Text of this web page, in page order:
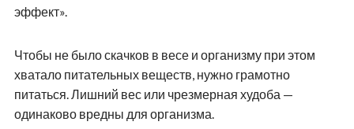
эффект».
Чтобы не было скачков в весе и организму при этом
хватало питательных веществ, нужно грамотно
питаться. Лишний вес или чрезмерная худоба —
одинаково вредны для организма.